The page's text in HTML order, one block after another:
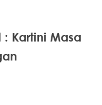
: Kartini Masa